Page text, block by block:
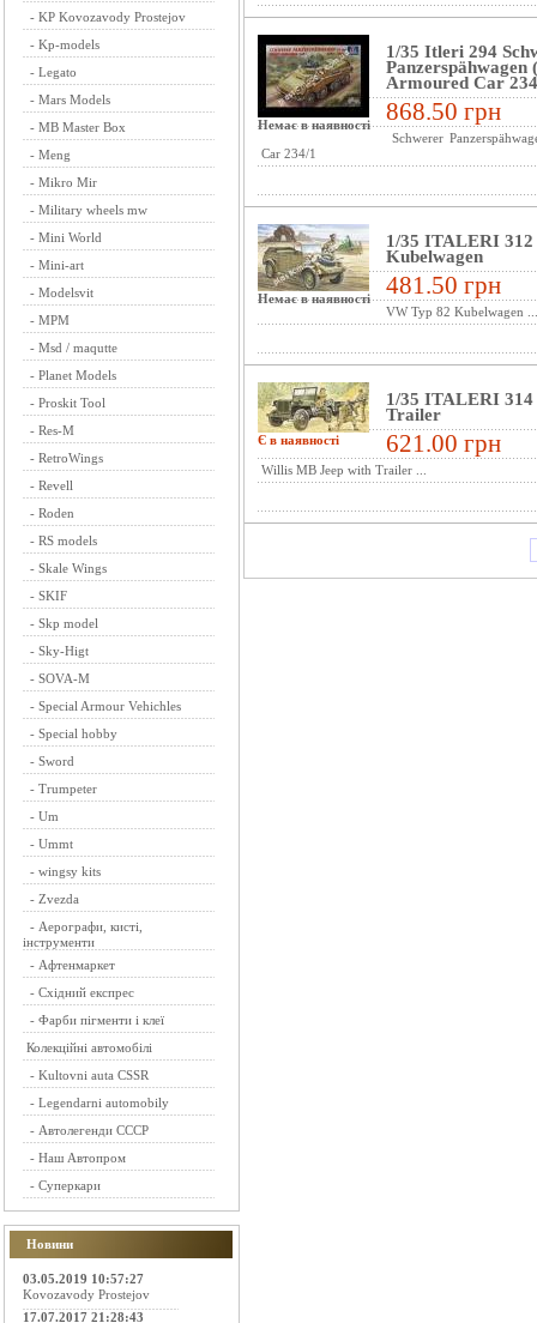
- KP Kovozavody Prostejov
- Kp-models
- Legato
- Mars Models
- MB Master Box
- Meng
- Mikro Mir
- Military wheels mw
- Mini World
- Mini-art
- Modelsvit
- MPM
- Msd / maqutte
- Planet Models
- Proskit Tool
- Res-M
- RetroWings
- Revell
- Roden
- RS models
- Skale Wings
- SKIF
- Skp model
- Sky-Higt
- SOVA-M
- Special Armour Vehichles
- Special hobby
- Sword
- Trumpeter
- Um
- Ummt
- wingsy kits
- Zvezda
- Аерографи, кисті,
інструменти
- Афтенмаркет
- Східний експрес
- Фарби пігменти і клеї
Колекційні автомобілі
- Kultovni auta CSSR
- Legendarni automobily
- Автолегенди СССР
- Наш Автопром
- Суперкари
Новини
03.05.2019 10:57:27
Kovozavody Prostejov
17.07.2017 21:28:43
Немає в наявності
1/35 Itleri 294
Panzerspähwagen
Armoured Car
868.50 грн
Schwerer
Car 234/1
Немає в наявності
1/35 ITALERI
Kubelwagen
481.50 грн
VW Typ 82 Kubelwagen ...
Є в наявності
1/35 ITALERI
Trailer
621.00 грн
Willis MB Jeep with Trailer ...